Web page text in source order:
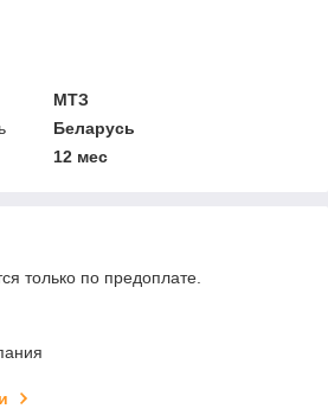
МТЗ
Беларусь
12 мес
только по предоплате.